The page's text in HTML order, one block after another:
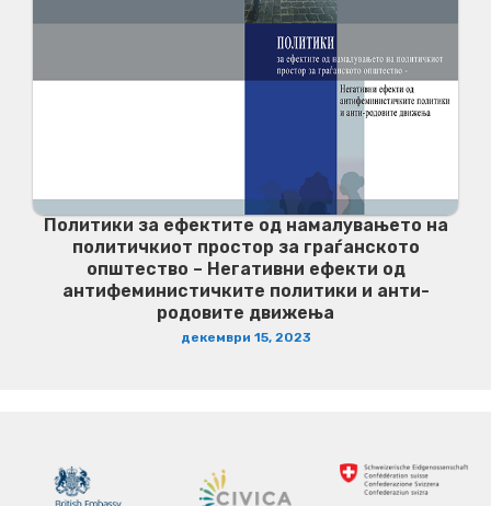
Политики за ефектите од намалувањето на
политичкиот простор за граѓанското
општество – Негативни ефекти од
антифеминистичките политики и анти-
родовите движења
декември 15, 2023